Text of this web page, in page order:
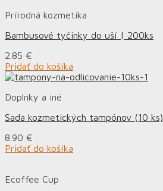
Prírodná kozmetika
Bambusové tyčinky do uší | 200ks
2.85 €
Pridať do košíka
Doplnky a iné
Sada kozmetických tampónov (10 ks)
8.90 €
Pridať do košíka
Ecoffee Cup